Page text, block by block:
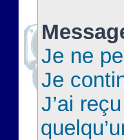
Je ne
Je
J’ai